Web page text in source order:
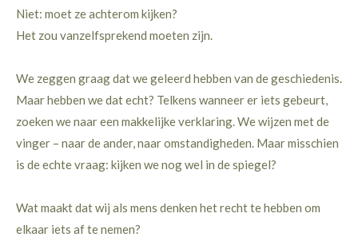
Niet: moet ze achterom kijken?
Het zou vanzelfsprekend moeten zijn.
We zeggen graag dat we geleerd hebben van de geschiedenis.
Maar hebben we dat echt? Telkens wanneer er iets gebeurt,
zoeken we naar een makkelijke verklaring. We wijzen met de
vinger – naar de ander, naar omstandigheden. Maar misschien
is de echte vraag: kijken we nog wel in de spiegel?
Wat maakt dat wij als mens denken het recht te hebben om
elkaar iets af te nemen?